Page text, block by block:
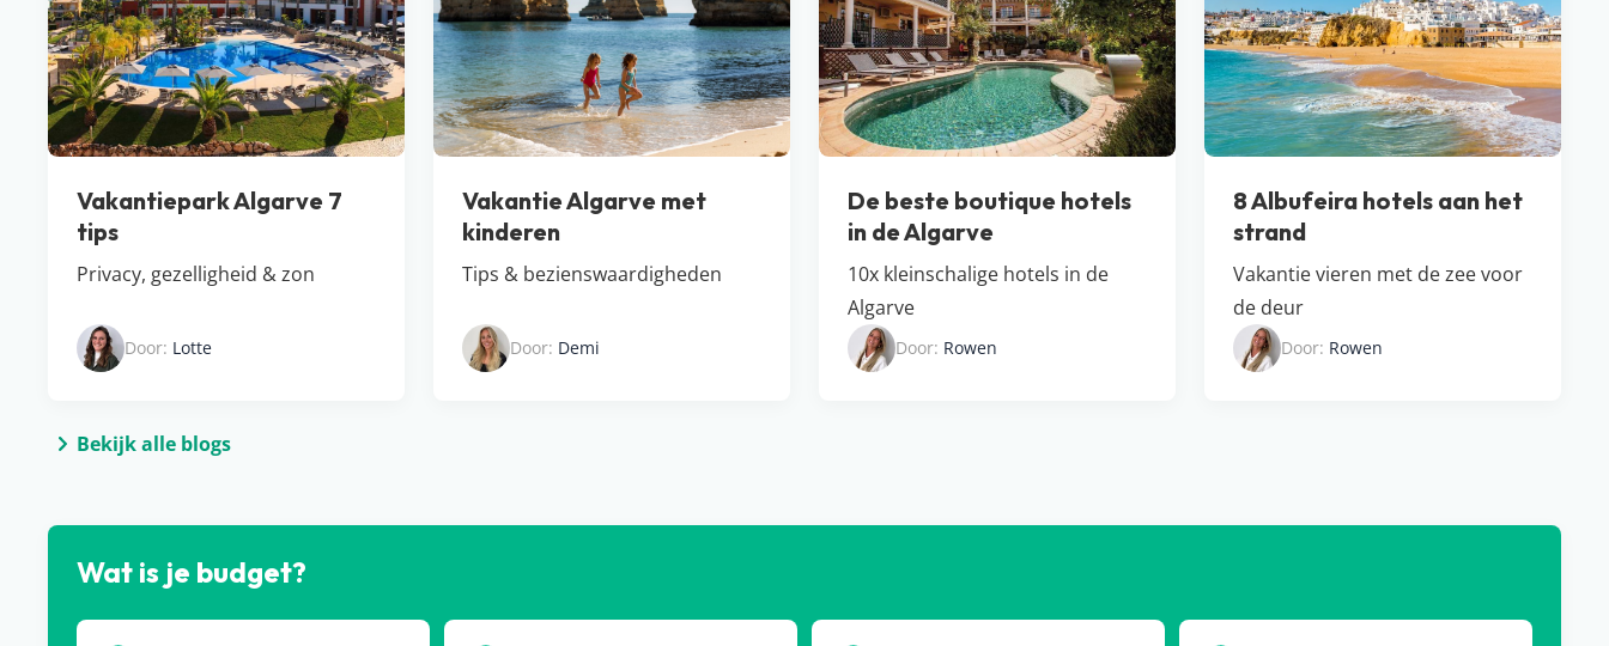
Vakantiepark Algarve 7
tips
Privacy, gezelligheid & zon
Door: Lotte
Vakantie Algarve met
kinderen
Tips & bezienswaardigheden
Door: Demi
De beste boutique hotels
in de Algarve
10x kleinschalige hotels in de
Algarve
Door: Rowen
8 Albufeira hotels aan het
strand
Vakantie vieren met de zee voor
de deur
Door: Rowen
Bekijk alle blogs
Wat is je budget?